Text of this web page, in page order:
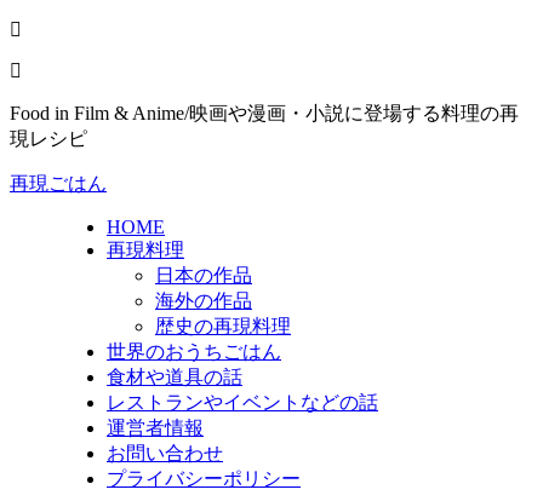
Food in Film & Anime/映画や漫画・小説に登場する料理の再
現レシピ
再現ごはん
HOME
再現料理
日本の作品
海外の作品
歴史の再現料理
世界のおうちごはん
食材や道具の話
レストランやイベントなどの話
運営者情報
お問い合わせ
プライバシーポリシー